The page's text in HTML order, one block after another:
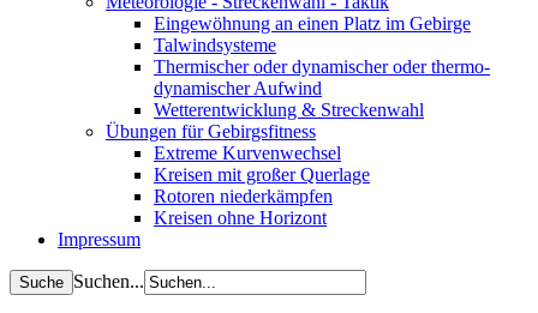
Eingewöhnung an einen Platz im Gebirge
Talwindsysteme
Thermischer oder dynamischer oder thermo-
dynamischer Aufwind
Wetterentwicklung & Streckenwahl
Übungen für Gebirgsfitness
Extreme Kurvenwechsel
Kreisen mit großer Querlage
Rotoren niederkämpfen
Kreisen ohne Horizont
Impressum
Suchen...